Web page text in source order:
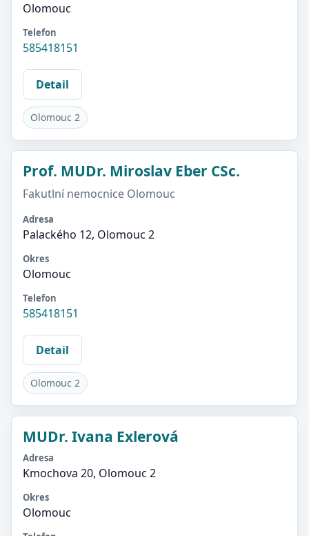
Olomouc
Telefon
585418151
Detail
Olomouc 2
Prof. MUDr. Miroslav Eber CSc.
Fakutlní nemocnice Olomouc
Adresa
Palackého 12, Olomouc 2
Okres
Olomouc
Telefon
585418151
Detail
Olomouc 2
MUDr. Ivana Exlerová
Adresa
Kmochova 20, Olomouc 2
Okres
Olomouc